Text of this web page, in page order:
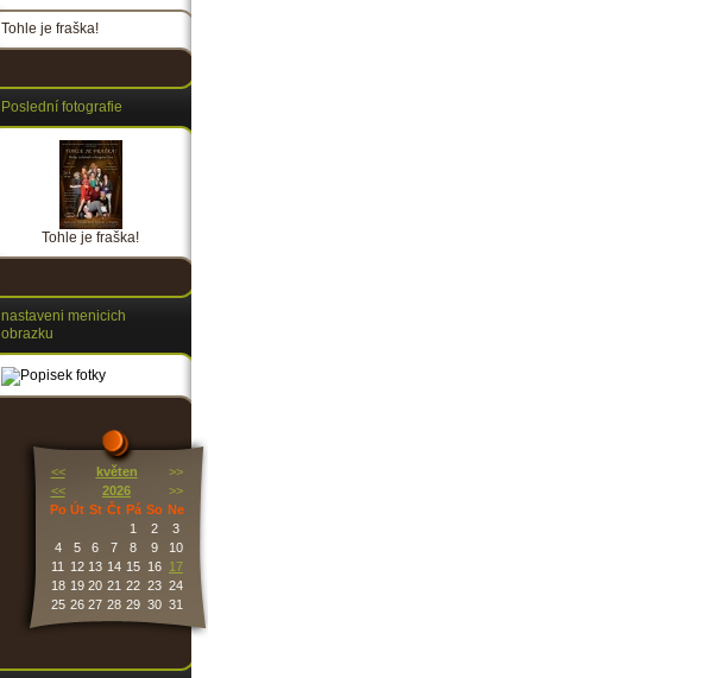
Tohle je fraška!
Poslední fotografie
Tohle je fraška!
nastaveni menicich
obrazku
<< květen
>>
<<
2026
>>
Po Út St Čt Pá So Ne
1
2
3
4
5 6 7 8 9
10
11
12 13 14 15 16
17
18 19 20 21 22 23 24
25 26 27 28 29 30 31